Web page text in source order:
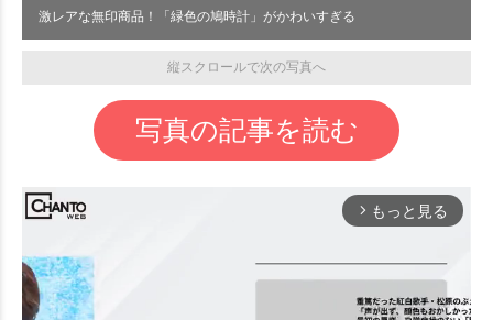
激レアな無印商品！「緑色の鳩時計」がかわいすぎる
縦スクロールで次の写真へ
写真の記事を読む
arrow_forward_ios もっと見る